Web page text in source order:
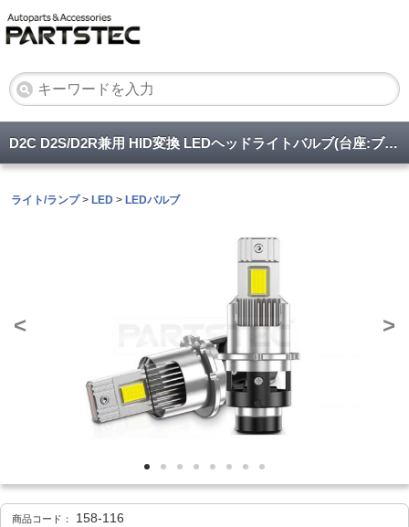
D2C D2S/D2R兼用 HID変換 LEDヘッドライトバルブ(台座:ブラック)
ライト/ランプ> LED > LEDバルブ
< >
商品コード：
158-116